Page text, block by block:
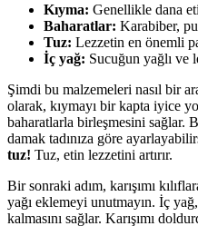
Kıyma: Genellikle dana
Baharatlar: Karabiber,
Tuz: Lezzetin en önemli
İç yağ: Sucuğun yağlı ve
Şimdi bu malzemeleri nasıl bir
olarak, kıymayı bir kapta iyice
baharatlarla birleşmesini sağlar.
damak tadınıza göre
tuz! Tuz, etin lezzetini artırır.
Bir sonraki adım, karışımı
yağı eklemeyi unutmayın. İç
kalmasını sağlar. Karışımı